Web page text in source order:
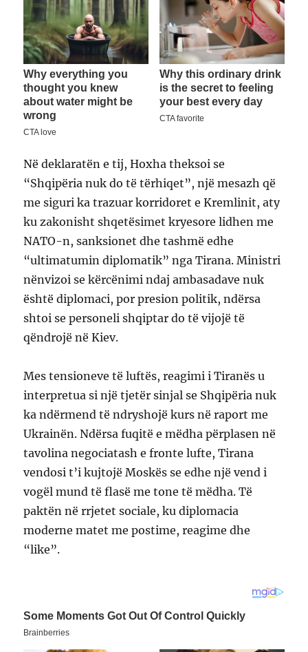
Në deklaratën e tij, Hoxha theksoi se
“Shqipëria nuk do të tërhiqet”, një mesazh që
me siguri ka trazuar korridoret e Kremlinit, aty
ku zakonisht shqetësimet kryesore lidhen me
NATO-n, sanksionet dhe tashmë edhe
“ultimatumin diplomatik” nga Tirana. Ministri
nënvizoi se kërcënimi ndaj ambasadave nuk
është diplomaci, por presion politik, ndërsa
shtoi se personeli shqiptar do të vijojë të
qëndrojë në Kiev.
Mes tensioneve të luftës, reagimi i Tiranës u
interpretua si një tjetër sinjal se Shqipëria nuk
ka ndërmend të ndryshojë kurs në raport me
Ukrainën. Ndërsa fuqitë e mëdha përplasen në
tavolina negociatash e fronte lufte, Tirana
vendosi t’i kujtojë Moskës se edhe një vend i
vogël mund të flasë me tone të mëdha. Të
paktën në rrjetet sociale, ku diplomacia
moderne matet me postime, reagime dhe
“like”.